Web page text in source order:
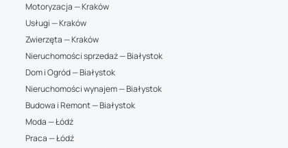
Motoryzacja — Kraków
Usługi — Kraków
Zwierzęta — Kraków
Nieruchomości sprzedaż — Białystok
Dom i Ogród — Białystok
Nieruchomości wynajem — Białystok
Budowa i Remont — Białystok
Moda — Łódź
Praca — Łódź